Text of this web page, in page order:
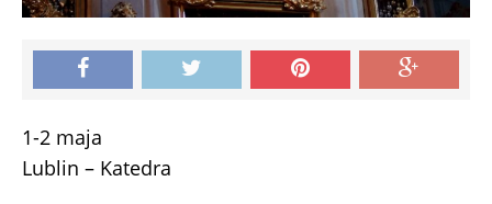
1-2 maja
Lublin – Katedra